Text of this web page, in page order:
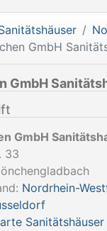
GmbH
GmbH
GmbH
33
Nordrhein-